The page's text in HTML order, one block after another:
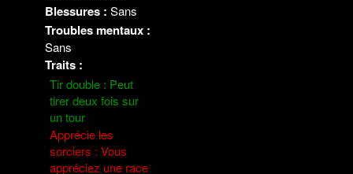
Blessures :Sans
Troubles mentaux :
Sans
Traits :
Tir double : Peut
tirer deux fois sur
un tour
Apprécie les
sorciers : Vous
appréciez une race